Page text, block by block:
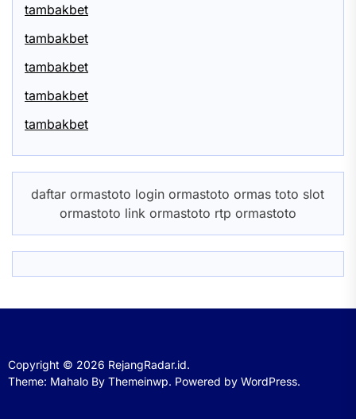
tambakbet
tambakbet
tambakbet
tambakbet
tambakbet
daftar ormastoto login ormastoto ormas toto slot
ormastoto link ormastoto rtp ormastoto
Copyright © 2026 RejangRadar.id.
Theme: Mahalo By Themeinwp. Powered by WordPress.